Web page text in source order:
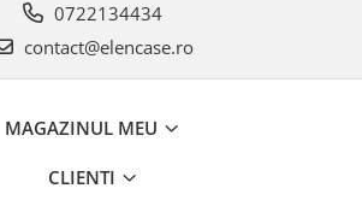
0722134434
contact@elencase.ro
MAGAZINUL MEU
CLIENTI